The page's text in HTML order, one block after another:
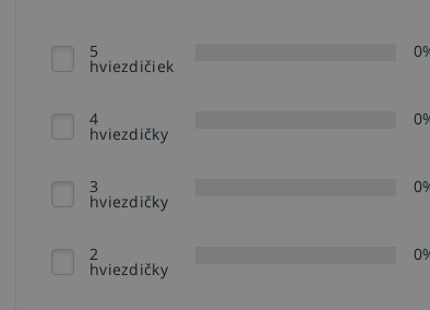
5
hviezdičiek
4
hviezdičky
3
hviezdičky
2
hviezdičky